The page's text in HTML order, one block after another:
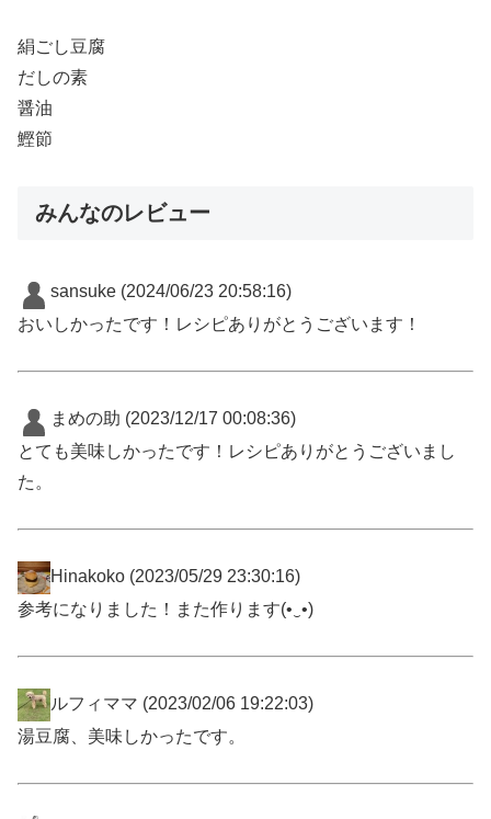
絹ごし豆腐
だしの素
醤油
鰹節
みんなのレビュー
sansuke (2024/06/23 20:58:16)
おいしかったです！レシピありがとうございます！
まめの助 (2023/12/17 00:08:36)
とても美味しかったです！レシピありがとうございまし
た。
Hinakoko (2023/05/29 23:30:16)
参考になりました！また作ります(⁠•⁠‿⁠•⁠)
ルフィママ (2023/02/06 19:22:03)
湯豆腐、美味しかったです。